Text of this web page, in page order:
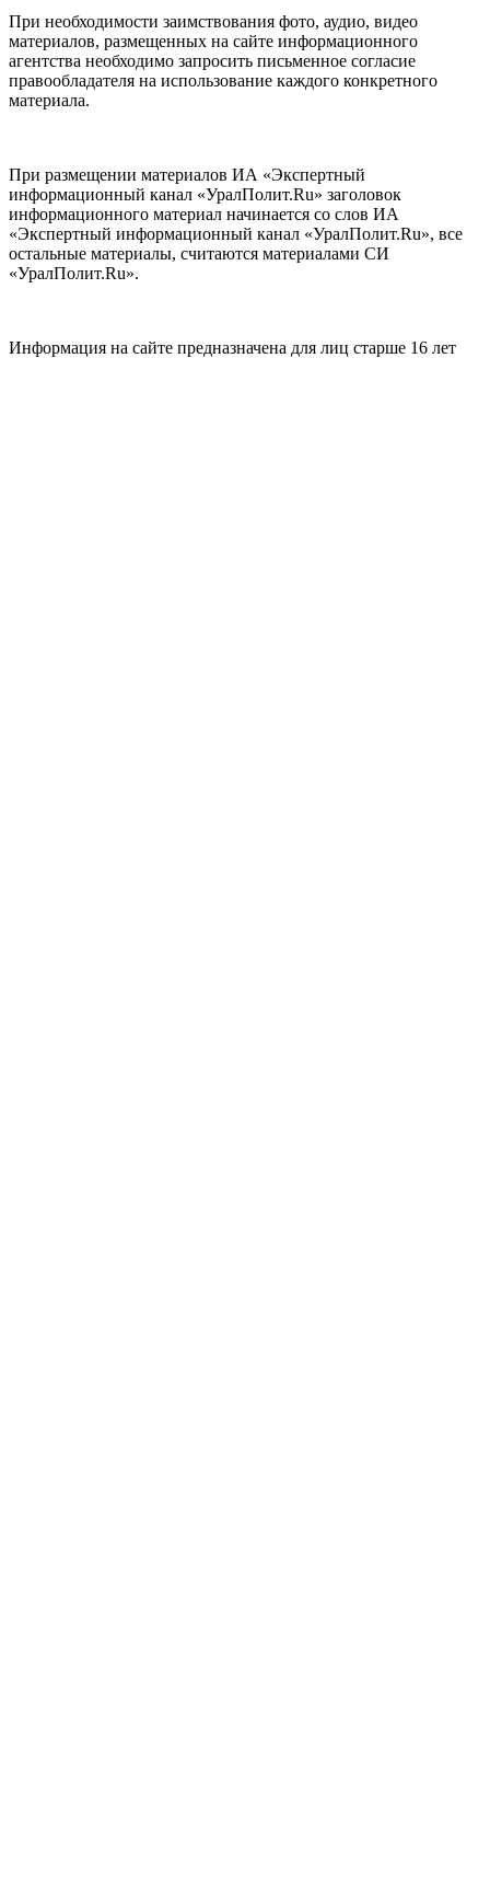
При необходимости заимствования фото, аудио, видео
материалов, размещенных на сайте информационного
агентства необходимо запросить письменное согласие
правообладателя на использование каждого конкретного
материала.
При размещении материалов ИА «Экспертный
информационный канал «УралПолит.Ru» заголовок
информационного материал начинается со слов ИА
«Экспертный информационный канал «УралПолит.Ru», все
остальные материалы, считаются материалами СИ
«УралПолит.Ru».
Информация на сайте предназначена для лиц старше 16 лет